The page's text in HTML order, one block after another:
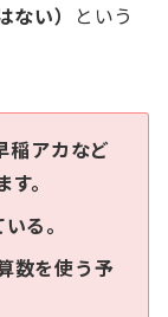
い）
という
稲アカなど
。
る。
数を使う予